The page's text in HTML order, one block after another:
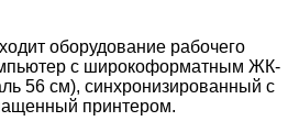
оборудование рабочего
с широкоформатным ЖК-
56 см), синхронизированный с
принтером.